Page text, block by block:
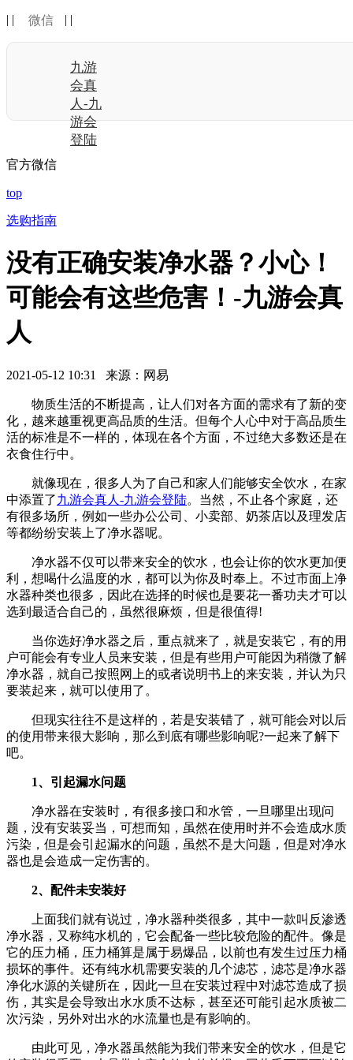
| | 微信 | |
九游
会真
人-九
游会
登陆
官方微信
top
选购指南
没有正确安装净水器？小心！
可能会有这些危害！-九游会真
人
2021-05-12 10:31 来源：网易
物质生活的不断提高，让人们对各方面的需求有了新的变
化，越来越重视更高品质的生活。但每个人心中对于高品质生
活的标准是不一样的，体现在各个方面，不过绝大多数还是在
衣食住行中。
就像现在，很多人为了自己和家人们能够安全饮水，在家
中添置了九游会真人-九游会登陆。当然，不止各个家庭，还
有很多场所，例如一些办公公司、小卖部、奶茶店以及理发店
等都纷纷安装上了净水器呢。
净水器不仅可以带来安全的饮水，也会让你的饮水更加便
利，想喝什么温度的水，都可以为你及时奉上。不过市面上净
水器种类也很多，因此在选择的时候也是要花一番功夫才可以
选到最适合自己的，虽然很麻烦，但是很值得!
当你选好净水器之后，重点就来了，就是安装它，有的用
户可能会有专业人员来安装，但是有些用户可能因为稍微了解
净水器，就自己按照网上的或者说明书上的来安装，并认为只
要装起来，就可以使用了。
但现实往往不是这样的，若是安装错了，就可能会对以后
的使用带来很大影响，那么到底有哪些影响呢?一起来了解下
吧。
1、引起漏水问题
净水器在安装时，有很多接口和水管，一旦哪里出现问
题，没有安装妥当，可想而知，虽然在使用时并不会造成水质
污染，但是会引起漏水的问题，虽然不是大问题，但是对净水
器也是会造成一定伤害的。
2、配件未安装好
上面我们就有说过，净水器种类很多，其中一款叫反渗透
净水器，又称纯水机的，它会配备一些比较危险的配件。像是
它的压力桶，压力桶算是属于易爆品，以前也有发生过压力桶
损坏的事件。还有纯水机需要安装的几个滤芯，滤芯是净水器
净化水源的关键所在，因此一旦在安装过程中对滤芯造成了损
伤，其实是会导致出水水质不达标，甚至还可能引起水质被二
次污染，另外对出水的水流量也是有影响的。
由此可见，净水器虽然能为我们带来安全的饮水，但是它